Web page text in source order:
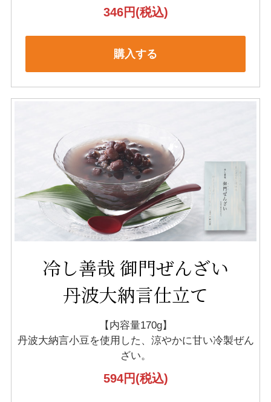
346円(税込)
購入する
冷し善哉 御門ぜんざい
丹波大納言仕立て
【内容量170g】
丹波大納言小豆を使用した、 涼やかに甘い冷製ぜん
ざい。
594円(税込)